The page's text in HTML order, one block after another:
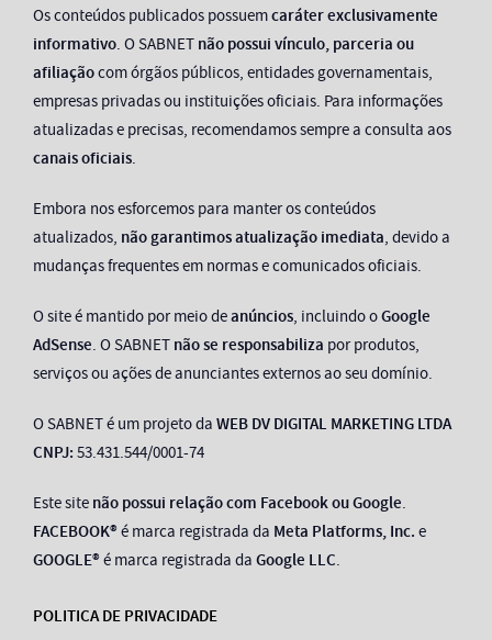
Os conteúdos publicados possuemcaráter exclusivamente
informativo. O SABNET não possui vínculo, parceria ou
afiliaçãocom órgãos públicos, entidades governamentais,
empresas privadas ou instituições oficiais. Para informações
atualizadas e precisas, recomendamos sempre a consulta aos
canais oficiais.
Embora nos esforcemos para manter os conteúdos
atualizados, não garantimos atualização imediata, devido a
mudanças frequentes em normas e comunicados oficiais.
O site é mantido por meio deanúncios, incluindo oGoogle
AdSense. O SABNET não se responsabiliza por produtos,
serviços ou ações de anunciantes externos ao seu domínio.
O SABNET é um projeto da WEB DV DIGITAL MARKETING LTDA
CNPJ: 53.431.544/0001-74
Este site não possui relação com Facebook ou Google.
FACEBOOK®é marca registrada da Meta Platforms, Inc. e
GOOGLE®é marca registrada da Google LLC.
POLITICA DE PRIVACIDADE